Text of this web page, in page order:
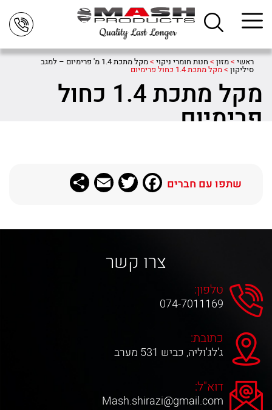
ראשי >מזון > חנות חומרי ניקוי > מקל מתכת 1.4 מ' פרימיום – למגב
סיליקון >מקל מתכת 1.4 כחול פרימיום
מקל מתכת 1.4 כחול
פרימיום
שתפו עם חברים Facebook
Twitter
Email
צרו קשר
טלפון:
074-7011169
כתובת:
ג'לג'וליה, כביש 531 מערב
דוא"ל:
Mash.shirazi@gmail.com